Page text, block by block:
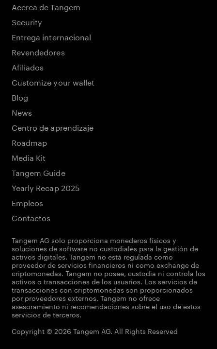
Acerca de Tangem
Security
Entrega internacional
Revendedores
Afiliados
Customize your wallet
Blog
News
Centro de aprendizaje
Roadmap
Media Kit
Tangem Guide
Yearly Recap 2025
Empleos
Contactos
Tangem AG solo proporciona monederos físicos y
soluciones de software no custodiales para la gestión de
activos digitales. Tangem no está regulada como
proveedor de servicios financieros ni como exchange de
criptomonedas. Tangem no posee, custodia ni controla los
activos o transacciones de los usuarios. Los servicios de
transacciones con criptomonedas son proporcionados
por proveedores externos. Tangem no ofrece
asesoramiento ni recomendaciones sobre el uso de estos
servicios de terceros.